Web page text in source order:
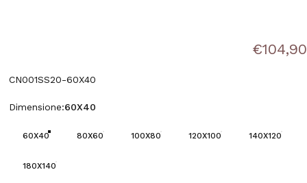
€104,90
CN001SS20-60X40
Dimensione
Dimensione:60X40
60X40 80X60 100X80 120X100 140X120
180X140